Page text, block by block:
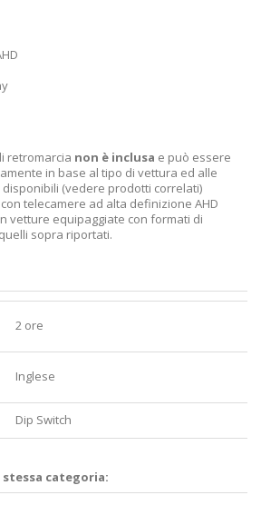
retromarcia non è inclusa e può essere
in base al tipo di vettura ed alle
(vedere prodotti correlati)
telecamere ad alta definizione AHD
vetture equipaggiate con formati di
sopra riportati.
2 ore
Inglese
Dip Switch
categoria: